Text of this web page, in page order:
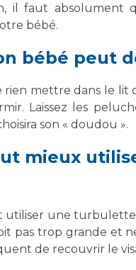
il faut absolument
bébé.
bébé peut
mettre dans le lit
Laissez les
son « doudou ».
mieux
une turbulette
pas trop grande et
de recouvrir le